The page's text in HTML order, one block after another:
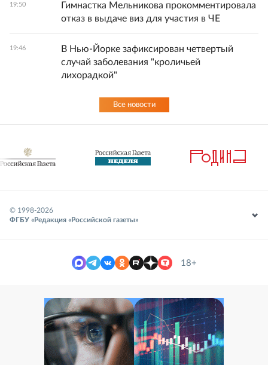
19:50
Гимнастка Мельникова прокомментировала
отказ в выдаче виз для участия в ЧЕ
19:46
В Нью-Йорке зафиксирован четвертый
случай заболевания "кроличьей
лихорадкой"
Все новости
© 1998-2026
ФГБУ «Редакция «Российской газеты»
18+